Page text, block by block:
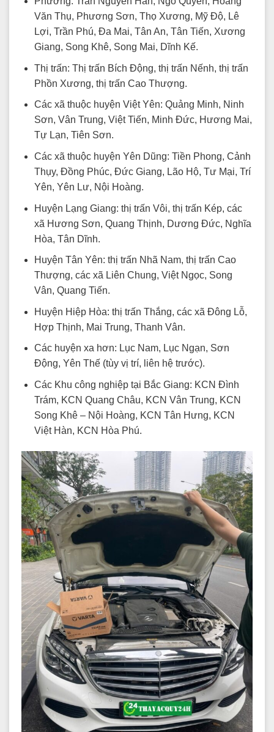
Văn Thụ, Phương Sơn, Thọ Xương, Mỹ Độ, Lê
Lợi, Trần Phú, Đa Mai, Tân An, Tân Tiến, Xương
Giang, Song Khê, Song Mai, Dĩnh Kế.
Thị trấn: Thị trấn Bích Động, thị trấn Nếnh, thị trấn
Phồn Xương, thị trấn Cao Thượng.
Các xã thuộc huyện Việt Yên: Quảng Minh, Ninh
Sơn, Vân Trung, Việt Tiến, Minh Đức, Hương Mai,
Tự Lạn, Tiên Sơn.
Các xã thuộc huyện Yên Dũng: Tiền Phong, Cảnh
Thụy, Đồng Phúc, Đức Giang, Lão Hộ, Tư Mại, Trí
Yên, Yên Lư, Nội Hoàng.
Huyện Lạng Giang: thị trấn Vôi, thị trấn Kép, các
xã Hương Sơn, Quang Thịnh, Dương Đức, Nghĩa
Hòa, Tân Dĩnh.
Huyện Tân Yên: thị trấn Nhã Nam, thị trấn Cao
Thượng, các xã Liên Chung, Việt Ngọc, Song
Vân, Quang Tiến.
Huyện Hiệp Hòa: thị trấn Thắng, các xã Đông Lỗ,
Hợp Thịnh, Mai Trung, Thanh Vân.
Các huyện xa hơn: Lục Nam, Lục Ngạn, Sơn
Động, Yên Thế (tùy vị trí, liên hệ trước).
Các Khu công nghiệp tại Bắc Giang: KCN Đình
Trám, KCN Quang Châu, KCN Vân Trung, KCN
Song Khê – Nội Hoàng, KCN Tân Hưng, KCN
Việt Hàn, KCN Hòa Phú.